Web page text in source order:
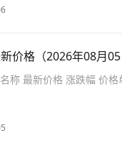
价格（2026年08月05
称 最新价格 涨跌幅 价